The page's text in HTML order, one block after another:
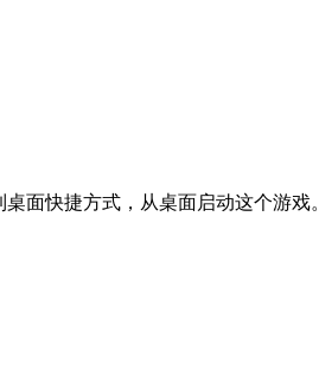
面快捷方式，从桌面启动这个游戏。